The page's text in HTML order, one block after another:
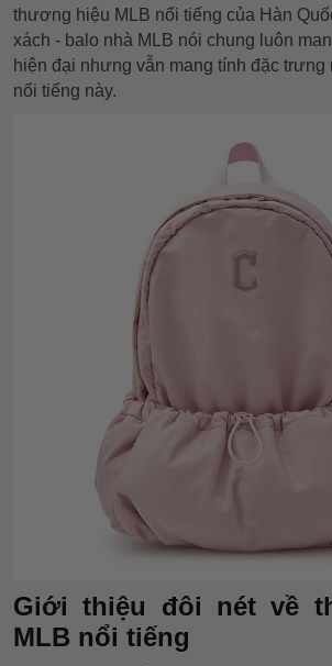
thương hiệu MLB nổi tiếng của Hàn
xách - balo nhà MLB nói chung luôn
hiện đại nhưng vẫn mang tính đặc trưng
nổi tiếng này.
Giới thiệu đôi nét về
MLB nổi tiếng